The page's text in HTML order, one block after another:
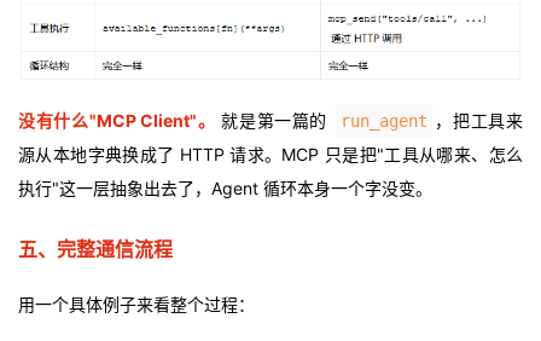
没有什么"MCP Client"。 就是第一篇的 run_agent ，把工具来
源从本地字典换成了 HTTP 请求。MCP 只是把"工具从哪来、怎么
执行"这一层抽象出去了，Agent 循环本身一个字没变。
五、完整通信流程
用一个具体例子来看整个过程：